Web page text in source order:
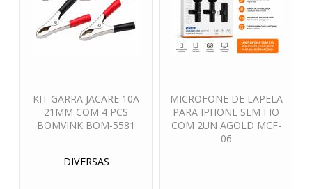
KIT GARRA JACARE 10A
21MM COM 4 PCS
BOMVINK BOM-5581
DIVERSAS
MICROFONE DE LAPELA
PARA IPHONE SEM FIO
COM 2UN AGOLD MCF-
06